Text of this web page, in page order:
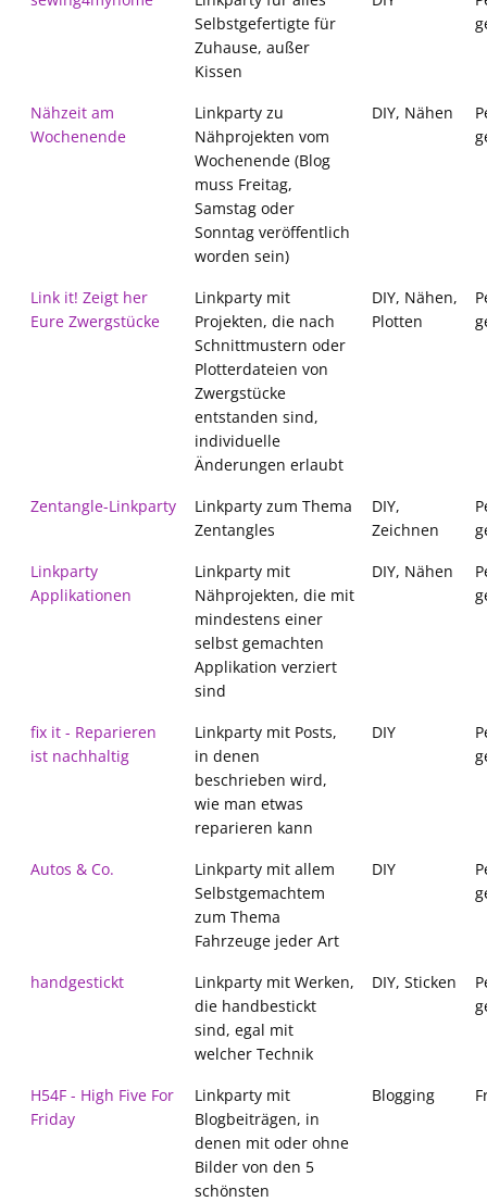
Selbstgefertigte für
Zuhause, außer
Kissen
Nähzeit am
Wochenende
Linkparty zu
Nähprojekten vom
Wochenende (Blog
muss Freitag,
Samstag oder
Sonntag veröffentlich
worden sein)
DIY, Nähen
Link it! Zeigt her
Eure Zwergstücke
Linkparty mit
Projekten, die nach
Schnittmustern oder
Plotterdateien von
Zwergstücke
entstanden sind,
individuelle
Änderungen erlaubt
DIY, Nähen,
Plotten
Zentangle-Linkparty
Linkparty zum Thema
Zentangles
DIY,
Zeichnen
Linkparty
Applikationen
Linkparty mit
Nähprojekten, die mit
mindestens einer
selbst gemachten
Applikation verziert
sind
DIY, Nähen
fix it - Reparieren
ist nachhaltig
Linkparty mit Posts,
in denen
beschrieben wird,
wie man etwas
reparieren kann
DIY
Autos & Co.
Linkparty mit allem
Selbstgemachtem
zum Thema
Fahrzeuge jeder Art
DIY
handgestickt
Linkparty mit Werken,
die handbestickt
sind, egal mit
welcher Technik
DIY, Sticken
H54F - High Five For
Friday
Linkparty mit
Blogbeiträgen, in
denen mit oder ohne
Bilder von den 5
schönsten
Blogging